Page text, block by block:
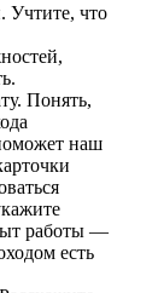
Учтите, что
Понять,
наш
работы —
есть